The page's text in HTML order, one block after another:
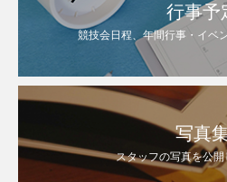
行事予
競技会日程、年間行事・イベ
写真
スタッフの写真を公